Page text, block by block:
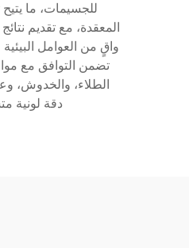
للجسيمات، ما
المعقدة، مع تقديم
واقٍ من العوامل
تضمن التوافق مع
الطلاء، والخدوش،
دقة لونية